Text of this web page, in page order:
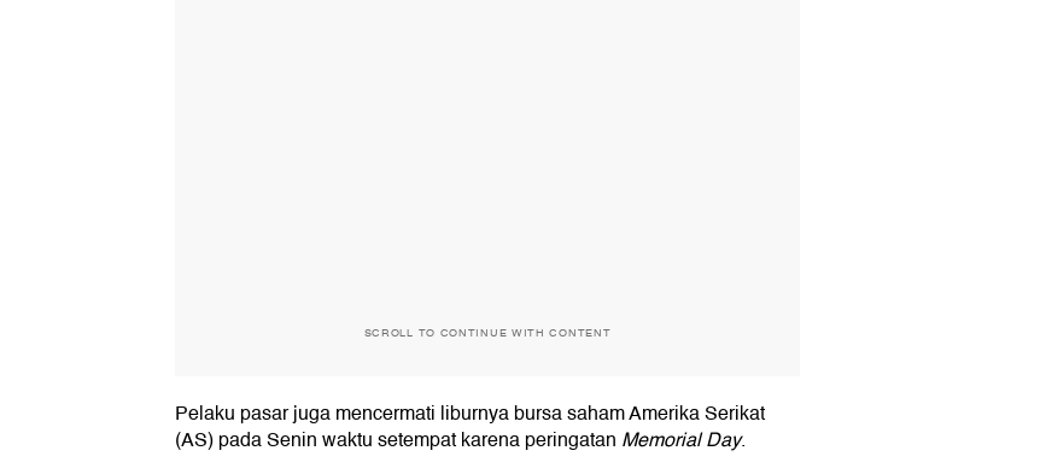
SCROLL TO CONTINUE WITH CONTENT
Pelaku pasar juga mencermati liburnya bursa saham Amerika Serikat
(AS) pada Senin waktu setempat karena peringatan Memorial Day.